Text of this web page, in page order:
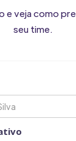
e veja como
seu time.